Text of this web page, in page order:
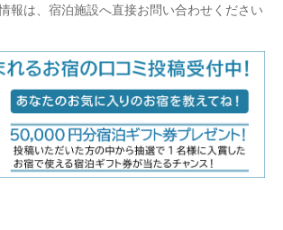
報は、宿泊施設へ直接お問い合わせください